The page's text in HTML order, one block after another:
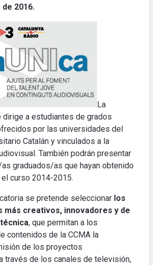
2016.
La
dirige a estudiantes de grados
por las universidades del
Catalán y vinculados a la
También podrán presentar
graduados/as que hayan obtenido
curso 2014-2015.
se pretende seleccionar los
creativos, innovadores y de
, que permitan a los
contenidos de la CCMA la
de los proyectos
través de los canales de televisión,